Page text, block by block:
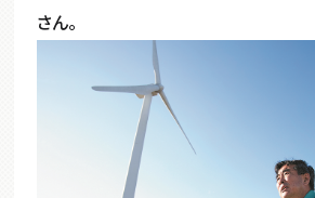
さん。